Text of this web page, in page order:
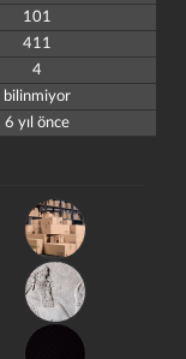
101
411
4
bilinmiyor
6 yıl önce